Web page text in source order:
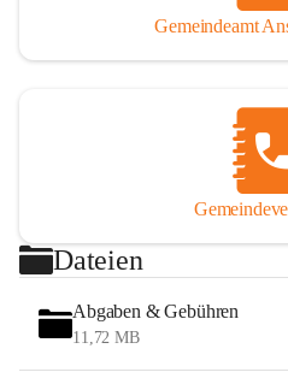
Gemeindeamt
Dateien
Abgaben & Gebühren
11,72 MB